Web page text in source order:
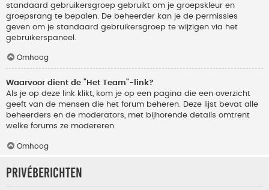
standaard gebruikersgroep gebruikt om je groepskleur en
groepsrang te bepalen. De beheerder kan je de permissies
geven om je standaard gebruikersgroep te wijzigen via het
gebruikerspaneel.
Omhoog
Waarvoor dient de "Het Team"-link?
Als je op deze link klikt, kom je op een pagina die een overzicht
geeft van de mensen die het forum beheren. Deze lijst bevat alle
beheerders en de moderators, met bijhorende details omtrent
welke forums ze modereren.
Omhoog
Privéberichten